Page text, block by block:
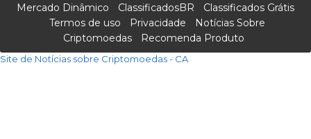
Mercado Dinâmico ClassificadosBR
Classificados Grátis
Termos de uso
Privacidade
Notícias Sobre
Criptomoedas
Recomenda Produto
Site de Notícias sobre Criptomoedas - CA